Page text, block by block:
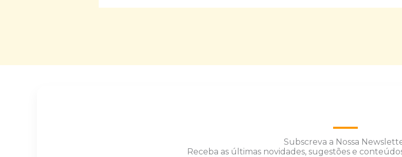
Subscreva a Nossa
Receba as últimas novidades, sugestões e